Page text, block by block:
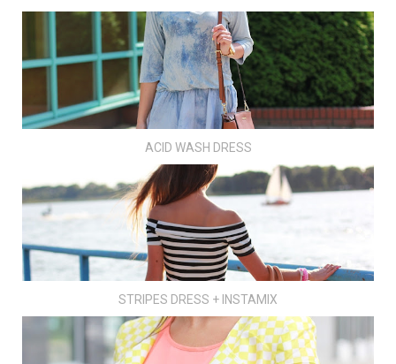
ACID WASH DRESS
STRIPES DRESS + INSTAMIX